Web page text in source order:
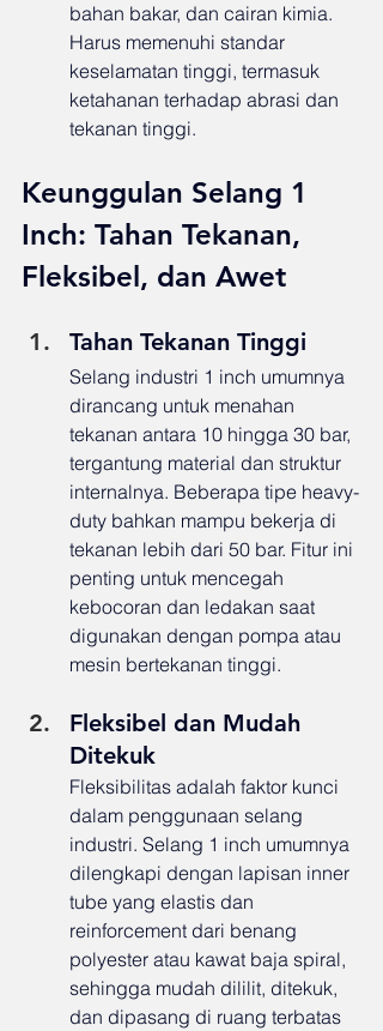
bahan bakar, dan cairan kimia.
Harus memenuhi standar
keselamatan tinggi, termasuk
ketahanan terhadap abrasi dan
tekanan tinggi.
Keunggulan Selang 1
Inch: Tahan Tekanan,
Fleksibel, dan Awet
Tahan Tekanan Tinggi
Selang industri 1 inch umumnya
dirancang untuk menahan
tekanan antara 10 hingga 30 bar,
tergantung material dan struktur
internalnya. Beberapa tipe heavy-
duty bahkan mampu bekerja di
tekanan lebih dari 50 bar. Fitur ini
penting untuk mencegah
kebocoran dan ledakan saat
digunakan dengan pompa atau
mesin bertekanan tinggi.
Fleksibel dan Mudah
Ditekuk
Fleksibilitas adalah faktor kunci
dalam penggunaan selang
industri. Selang 1 inch umumnya
dilengkapi dengan lapisan inner
tube yang elastis dan
reinforcement dari benang
polyester atau kawat baja spiral,
sehingga mudah dililit, ditekuk,
dan dipasang di ruang terbatas